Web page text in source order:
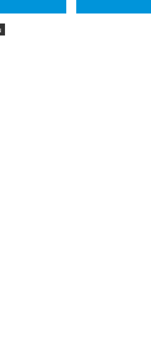
AR-U-L-SH-
tại Việt
toàn MGBS-P-L1H-